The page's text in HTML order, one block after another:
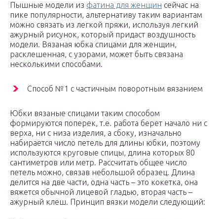
Пышные модели из фатина для женщин сейчас на
пике популярности, альтернативу таким вариантам
можно связать из легкой пряжи, используя легкий
ажурный рисунок, который придаст воздушность
модели. Вязаная юбка спицами для женщин,
расклешенная, с узорами, может быть связана
несколькими способами.
Способ №1 с частичным поворотным вязанием
Юбки вязаные спицами таким способом
формируются поперек, т.е. работа берет начало ни с
верха, ни с низа изделия, а сбоку, изначально
набирается число петель для длины юбки, поэтому
используются круговые спицы, длина которых 80
сантиметров или метр. Рассчитать общее число
петель можно, связав небольшой образец. Длина
делится на две части, одна часть – это кокетка, она
вяжется обычной лицевой гладью, вторая часть –
ажурный клеш. Принцип вязки модели следующий: